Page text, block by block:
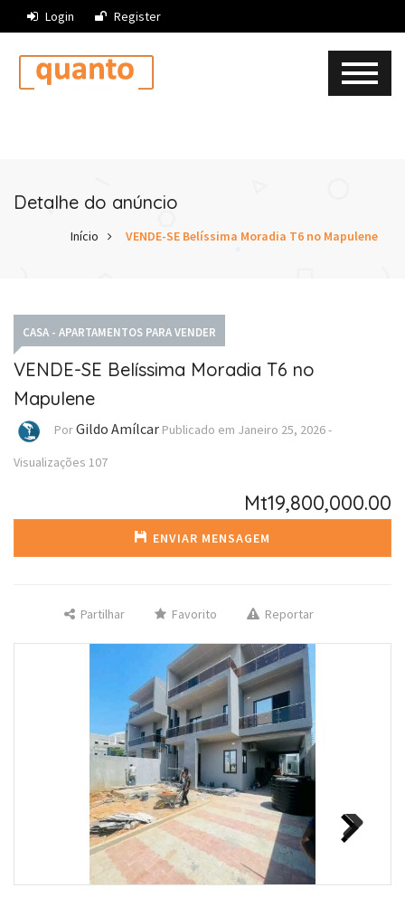
Login Register
Detalhe do anúncio
Início VENDE-SE Belíssima Moradia T6 no Mapulene
CASA - APARTAMENTOS PARA VENDER
VENDE-SE Belíssima Moradia T6 no
Mapulene
PorGildo Amílcar Publicado em Janeiro 25, 2026-
Visualizações 107
Mt19,800,000.00
ENVIAR MENSAGEM
Partilhar Favorito Reportar